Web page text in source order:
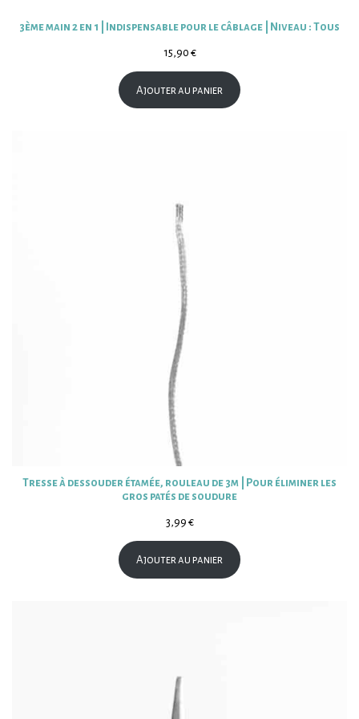
3ème main 2 en 1 | Indispensable pour le câblage | Niveau : Tous
15,90 €
Ajouter au panier
Tresse à dessouder étamée, rouleau de 3m | Pour éliminer les
gros patés de soudure
3,99 €
Ajouter au panier